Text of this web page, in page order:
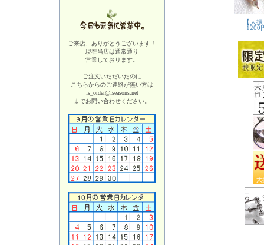
ご来店、ありがとうございます！
現在当店は通常通り
営業しております。
ご注文いただいたのに
こちらからのご連絡が無い方は
fs_order@fseasons.net
までお問い合わせください。